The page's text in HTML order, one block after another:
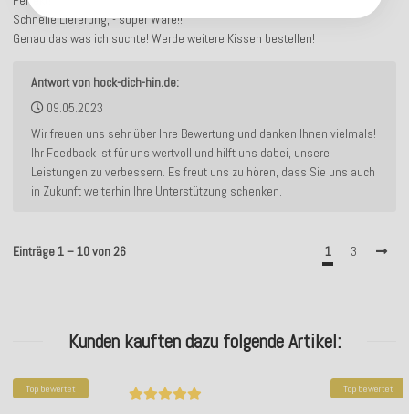
Schnelle Lieferung, - super Ware!!!
Genau das was ich suchte! Werde weitere Kissen bestellen!
Antwort von hock-dich-hin.de:
09.05.2023
Wir freuen uns sehr über Ihre Bewertung und danken Ihnen vielmals!
Ihr Feedback ist für uns wertvoll und hilft uns dabei, unsere
Leistungen zu verbessern. Es freut uns zu hören, dass Sie uns auch
in Zukunft weiterhin Ihre Unterstützung schenken.
Einträge 1 – 10 von 26 1 3
Kunden kauften dazu folgende Artikel:
Top bewertet Top bewertet